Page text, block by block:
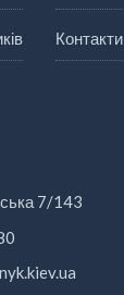
Контакти
7/143